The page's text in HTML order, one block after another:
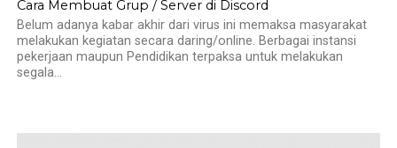
Cara Membuat Grup / Server di Discord
Belum adanya kabar akhir dari virus ini memaksa masyarakat
melakukan kegiatan secara daring/online. Berbagai instansi
pekerjaan maupun Pendidikan terpaksa untuk melakukan
segala...